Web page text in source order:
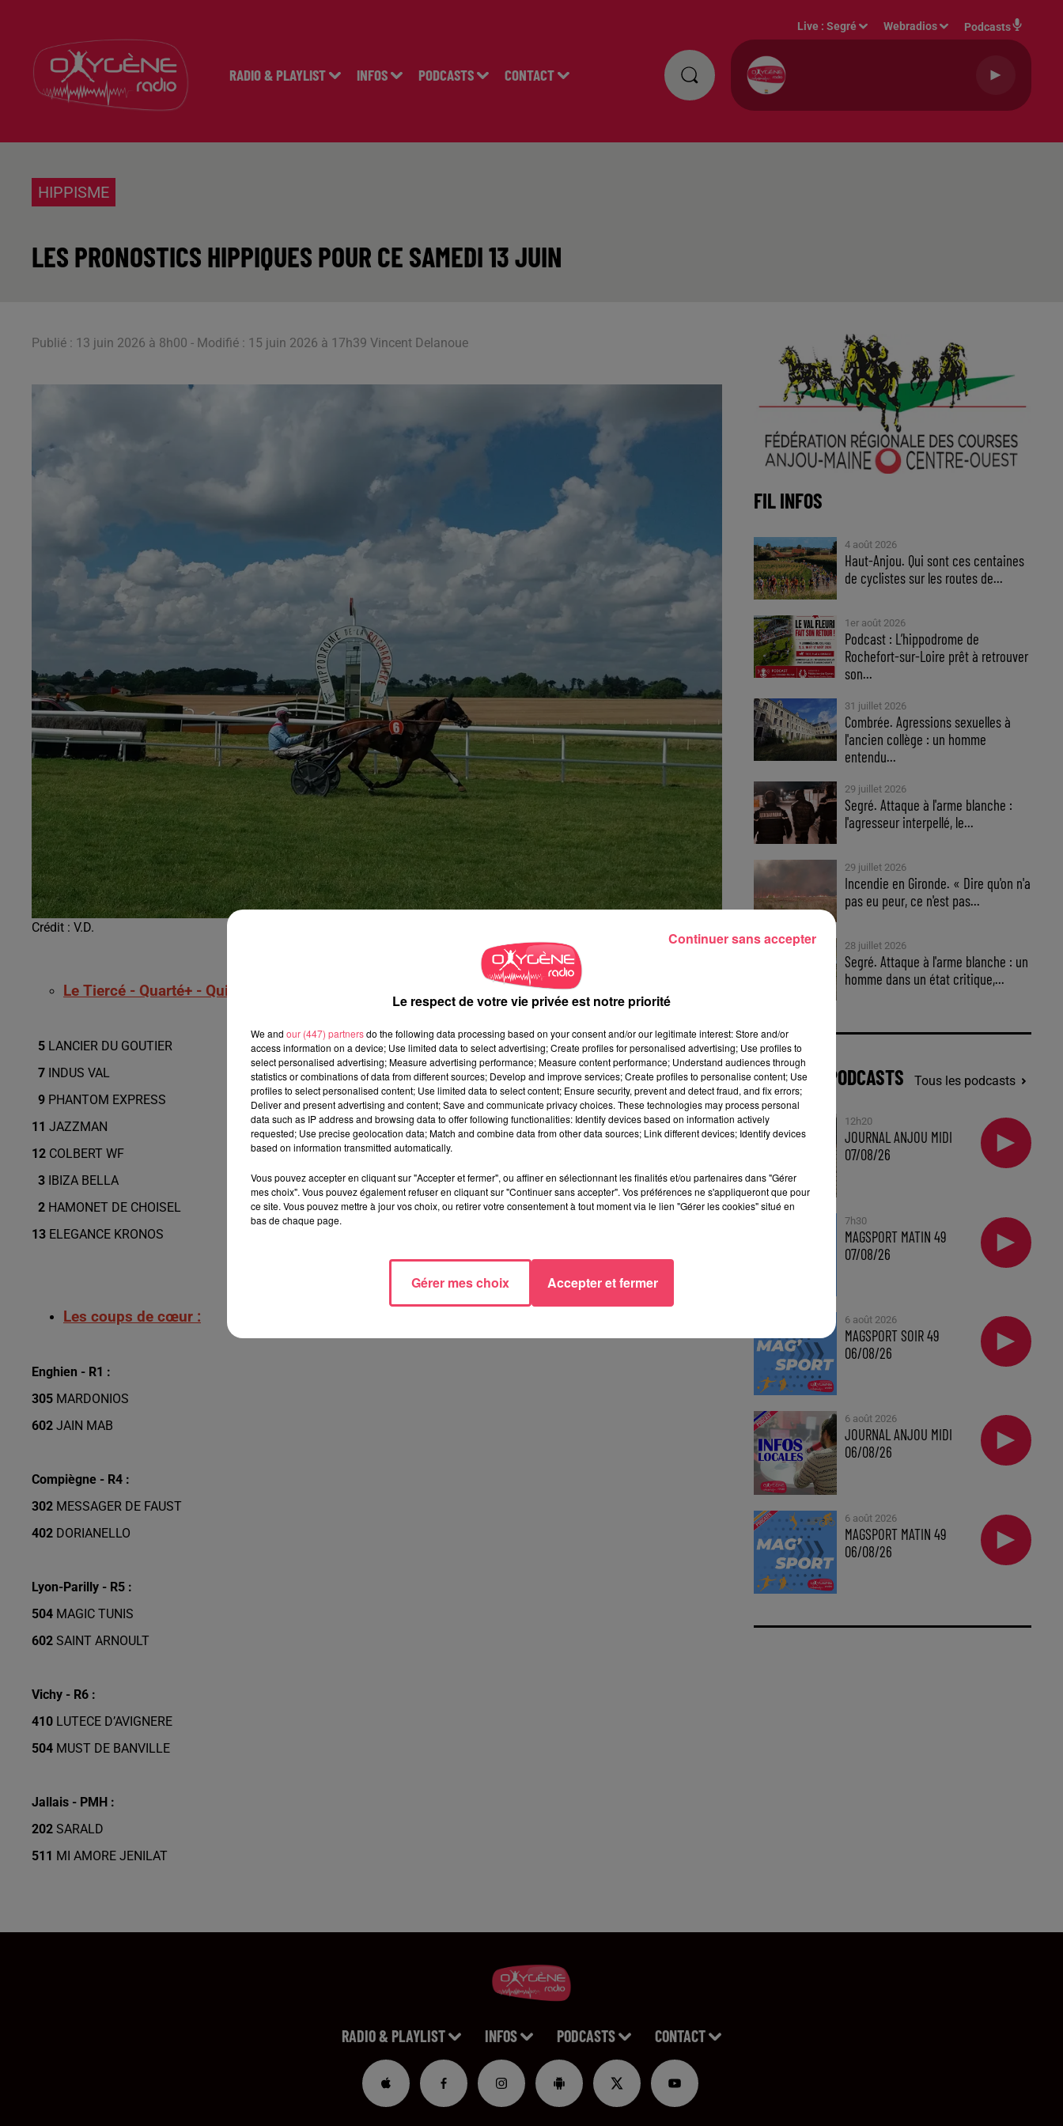
RADIO & PLAYLIST INFOS PODCASTS CONTACT
Live :Segré Webradios Podcasts
HIPPISME
LES PRONOSTICS HIPPIQUES POUR CE SAMEDI 13 JUIN
Publié : 13 juin 2026 à 8h00 - Modifié : 15 juin 2026 à 17h39 Vincent Delanoue
Crédit : V.D.
Le Tiercé - Quarté+ - Quinté+ à Enghien :
5 LANCIER DU GOUTIER
7 INDUS VAL
9 PHANTOM EXPRESS
11 JAZZMAN
12 COLBERT WF
3 IBIZA BELLA
2 HAMONET DE CHOISEL
13 ELEGANCE KRONOS
Les coups de cœur :
Enghien - R1 :
305 MARDONIOS
602 JAIN MAB
Compiègne - R4 :
302 MESSAGER DE FAUST
402 DORIANELLO
Lyon-Parilly - R5 :
504 MAGIC TUNIS
602 SAINT ARNOULT
Vichy - R6 :
410 LUTECE D’AVIGNERE
504 MUST DE BANVILLE
Jallais - PMH :
202 SARALD
511 MI AMORE JENILAT
FIL INFOS
4 août 2026
Haut-Anjou. Qui sont ces centaines
de cyclistes sur les routes de...
1er août 2026
Podcast : L’hippodrome de
Rochefort-sur-Loire prêt à retrouver
son...
31 juillet 2026
Combrée. Agressions sexuelles à
l'ancien collège : un homme
entendu...
29 juillet 2026
Segré. Attaque à l'arme blanche :
l'agresseur interpellé, le...
29 juillet 2026
Incendie en Gironde. « Dire qu'on n'a
pas eu peur, ce n'est pas...
28 juillet 2026
Segré. Attaque à l'arme blanche : un
homme dans un état critique,...
DERNIERS PODCASTS Tous les podcasts
12h20
JOURNAL ANJOU MIDI
07/08/26
7h30
MAGSPORT MATIN 49
07/08/26
6 août 2026
MAGSPORT SOIR 49
06/08/26
6 août 2026
JOURNAL ANJOU MIDI
06/08/26
6 août 2026
MAGSPORT MATIN 49
06/08/26
RADIO & PLAYLIST INFOS PODCASTS CONTACT
Le respect de votre vie privée est notre priorité
We and our (447) partnersdo the following data processing based on your consent and/or our legitimate interest: Store and/or
access information on a device; Use limited data to select advertising; Create profiles for personalised advertising; Use profiles to
select personalised advertising; Measure advertising performance; Measure content performance; Understand audiences through
statistics or combinations of data from different sources; Develop and improve services; Create profiles to personalise content; Use
profiles to select personalised content; Use limited data to select content; Ensure security, prevent and detect fraud, and fix errors;
Deliver and present advertising and content; Save and communicate privacy choices. These technologies may process personal
data such as IP address and browsing data to offer following functionalities: Identify devices based on information actively
requested; Use precise geolocation data; Match and combine data from other data sources; Link different devices; Identify devices
based on information transmitted automatically.
Vous pouvez accepter en cliquant sur "Accepter et fermer", ou affiner en sélectionnant les finalités et/ou partenaires dans "Gérer
mes choix". Vous pouvez également refuser en cliquant sur "Continuer sans accepter". Vos préférences ne s'appliqueront que pour
ce site. Vous pouvez mettre à jour vos choix, ou retirer votre consentement à tout moment via le lien "Gérer les cookies" situé en
bas de chaque page.
Gérer mes choix Accepter et fermer
Continuer sans accepter